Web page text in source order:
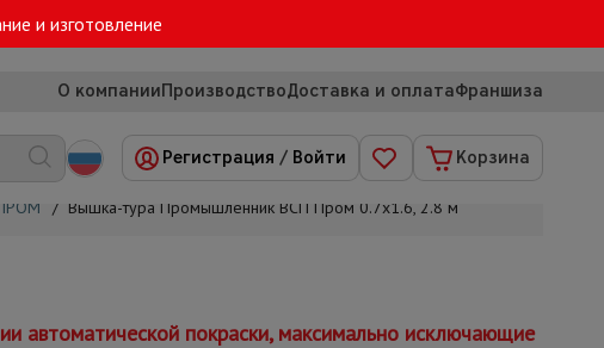
и изготовление
О компанииПроизводствоДоставка и оплатаФраншиза
Регистрация / Войти Корзина
/ Вышка-тура Промышленник ВСП Пром 0.7х1.6, 2.8 м
автоматической покраски, максимально исключающие